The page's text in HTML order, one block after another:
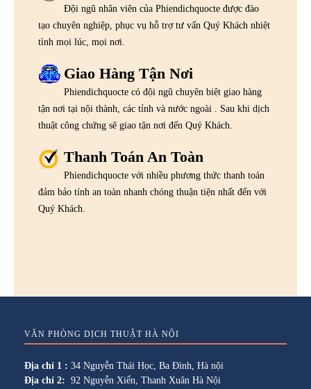
Đội ngũ nhân viên của Phiendichquocte được đào
tạo chuyên nghiệp, phục vụ hỗ trợ tư vấn Quý Khách nhiệt
tình mọi lúc, mọi nơi.
Giao Hàng Tận Nơi
Phiendichquocte có đội ngũ chuyên biệt giao hàng
tận nơi tại nội thành, các tỉnh và nước ngoài . Sau khi dịch
thuật công chứng sẽ giao tận nơi đến Quý Khách.
Thanh Toán An Toàn
Phiendichquocte với nhiều phương thức thanh toán
đảm bảo tính an toàn nhanh chóng thuận tiện nhất đến với
Quý Khách.
VĂN PHÒNG DỊCH THUẬT HÀ NỘI
Địa chỉ 1 : 34 Nguyễn Thái Học, Ba Đình, Hà nội
Địa chỉ 2: 92 Nguyễn Xiển, Thanh Xuân Hà Nội